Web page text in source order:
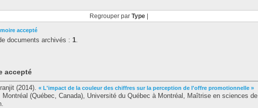
Regrouper par Type|
accepté
documents archivés : 1.
accepté
(2014). « L'impact de la couleur des chiffres sur la perception de l'offre promotionnelle »
Montréal (Québec, Canada), Université du Québec à Montréal, Maîtrise en sciences de